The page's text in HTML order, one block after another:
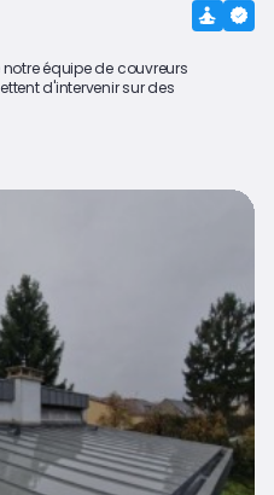
équipe de couvreurs
d'intervenir sur des